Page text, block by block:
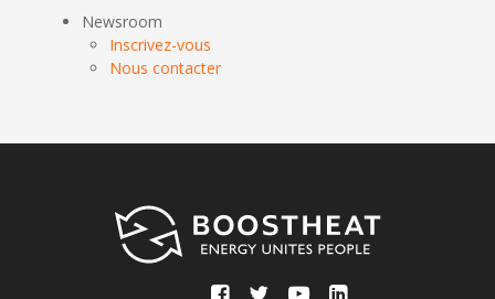
Newsroom
Inscrivez-vous
Nous contacter